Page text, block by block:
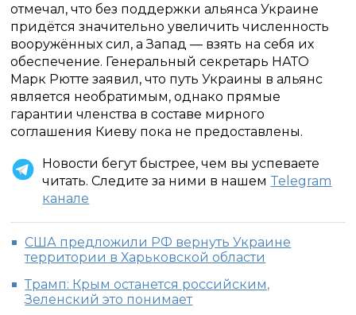
отмечал, что без поддержки альянса Украине
придётся значительно увеличить численность
вооружённых сил, а Запад — взять на себя их
обеспечение. Генеральный секретарь НАТО
Марк Рютте заявил, что путь Украины в альянс
является необратимым, однако прямые
гарантии членства в составе мирного
соглашения Киеву пока не предоставлены.
Новости бегут быстрее, чем вы успеваете
читать. Следите за ними в нашем Telegram
канале
США предложили РФ вернуть Украине
территории в Харьковской области
Трамп: Крым останется российским,
Зеленский это понимает